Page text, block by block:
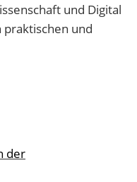
und Digital
und
der